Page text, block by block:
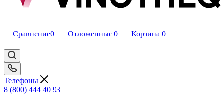
Сравнение0 Отложенные 0 Корзина 0
Телефоны
8 (800) 444 40 93